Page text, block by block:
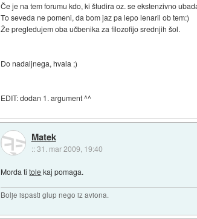
Če je na tem forumu kdo, ki študira oz. se ekstenzivno
To seveda ne pomeni, da bom jaz pa lepo lenaril ob tem:)
Že pregledujem oba učbenika za filozofijo srednjih šol.
Do nadaljnega, hvala ;)
EDIT: dodan 1. argument ^^
Matek
::31. mar 2009, 19:40
Morda titolekaj pomaga.
Bolje ispasti glup nego iz aviona.